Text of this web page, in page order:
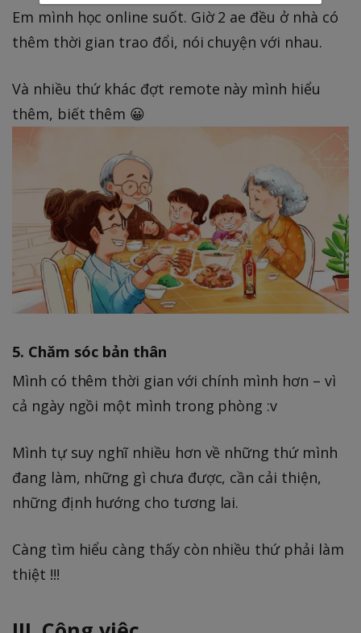
Em mình học online suốt. Giờ 2 ae đều ở nhà có
thêm thời gian trao đổi, nói chuyện với nhau.
Và nhiều thứ khác đợt remote này mình hiểu
thêm, biết thêm 😀
5. Chăm sóc bản thân
Mình có thêm thời gian với chính mình hơn – vì
cả ngày ngồi một mình trong phòng :v
Mình tự suy nghĩ nhiều hơn về những thứ mình
đang làm, những gì chưa được, cần cải thiện,
những định hướng cho tương lai.
Càng tìm hiểu càng thấy còn nhiều thứ phải làm
thiệt !!!